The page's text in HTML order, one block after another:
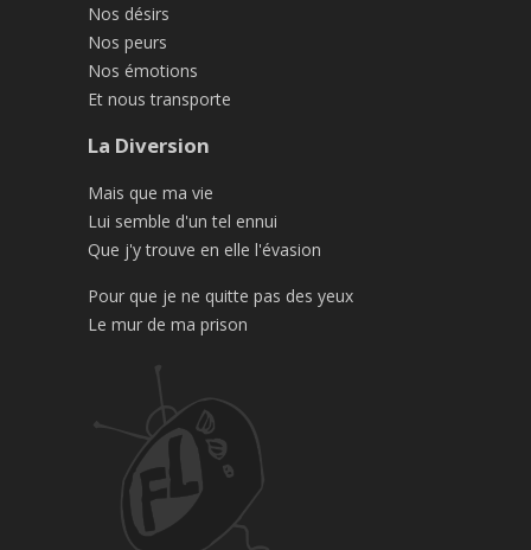
Nos désirs
Nos peurs
Nos émotions
Et nous transporte
La Diversion
Mais que ma vie
Lui semble d'un tel ennui
Que j'y trouve en elle l'évasion
Pour que je ne quitte pas des yeux
Le mur de ma prison